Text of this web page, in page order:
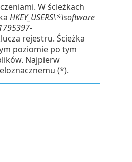
W ścieżkach
HKEY_USERS\*\software
rejestru. Ścieżka
poziomie po tym
Najpierw
(*).